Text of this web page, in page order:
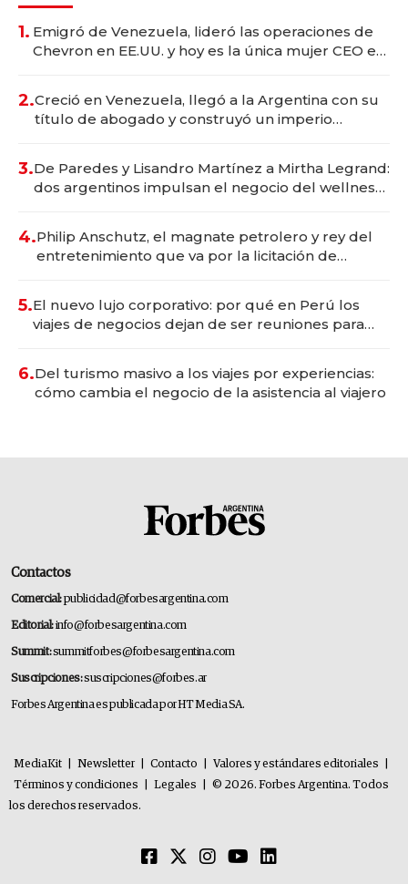
1. Emigró de Venezuela, lideró las operaciones de
Chevron en EE.UU. y hoy es la única mujer CEO en
2.Creció en Venezuela, llegó a la Argentina con su
título de abogado y construyó un imperio
3.De Paredes y Lisandro Martínez a Mirtha Legrand:
dos argentinos impulsan el negocio del wellness
4.Philip Anschutz, el magnate petrolero y rey del
entretenimiento que va por la licitación de
5.El nuevo lujo corporativo: por qué en Perú los
viajes de negocios dejan de ser reuniones para
6.Del turismo masivo a los viajes por experiencias:
cómo cambia el negocio de la asistencia al viajero
Contactos
Comercial:publicidad@forbesargentina.com
Editorial:info@forbesargentina.com
Summit:summitforbes@forbesargentina.com
Suscripciones:suscripciones@forbes.ar
Forbes Argentina es publicada por HT Media SA.
MediaKit Newsletter Contacto Valores y estándares editoriales
Términos y condiciones
Legales
© 2026. Forbes Argentina. Todos
los derechos reservados.